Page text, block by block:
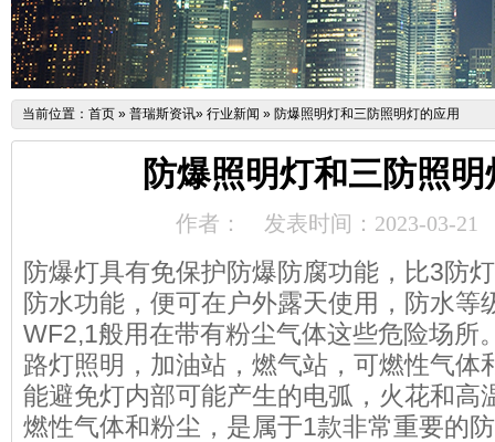
当前位置： 首页 » 普瑞斯资讯» 行业新闻 » 防爆照明灯和三防照明灯的应用
防爆照明灯和三防照
作者： 发表时间：2023-03-21
防爆灯具有免保护防爆防腐功能，比3防
防水功能，便可在户外露天使用，防水等
WF2,1般用在带有粉尘气体这些危险场所
路灯照明，加油站，燃气站，可燃性气体
能避免灯内部可能产生的电弧，火花和高
燃性气体和粉尘，是属于1款非常重要的